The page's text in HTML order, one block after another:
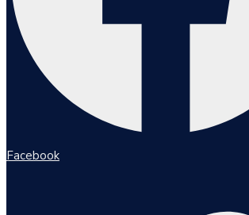
Facebook